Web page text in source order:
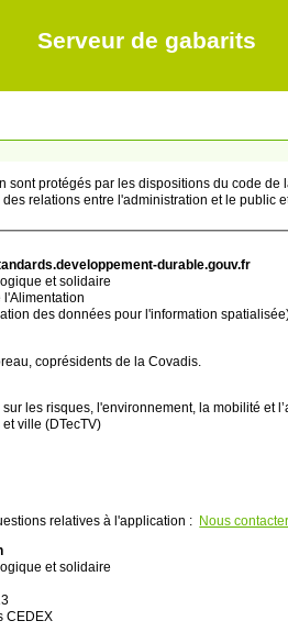
Serveur de gabarits
sont protégés par les dispositions du code
relations entre l'administration et le public
durable.gouv.fr
et solidaire
l'Alimentation
des données pour l'information
coprésidents de la Covadis.
sur les risques, l'environnement, la mobilité et
ville (DTecTV)
relatives à l'application : Nous
et solidaire
CEDEX